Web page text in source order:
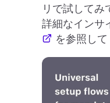
リで試してみ
詳細なインサ
を参照して